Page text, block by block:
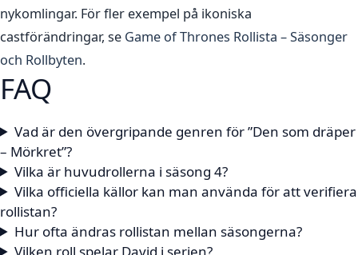
nykomlingar. För fler exempel på ikoniska
castförändringar, se Game of Thrones Rollista – Säsonger
och Rollbyten.
FAQ
Vad är den övergripande genren för ”Den som dräper
– Mörkret”?
Vilka är huvudrollerna i säsong 4?
Vilka officiella källor kan man använda för att verifiera
rollistan?
Hur ofta ändras rollistan mellan säsongerna?
Vilken roll spelar David i serien?